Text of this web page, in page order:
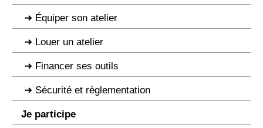
Équiper son atelier
Louer un atelier
Financer ses outils
Sécurité et règlementation
Je participe